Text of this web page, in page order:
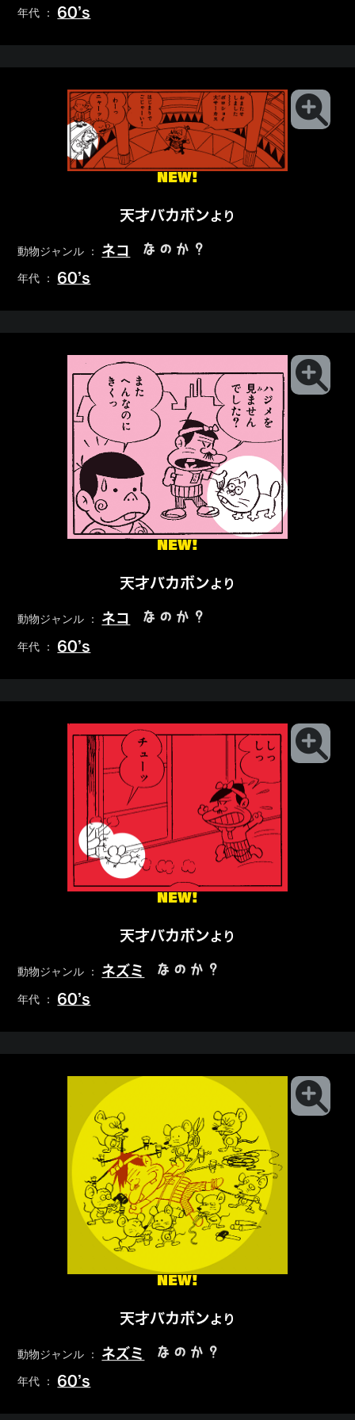
年代 ： 60’s
NEW!
天才バカボンより
動物ジャンル ： ネコ なのか？
年代 ： 60’s
NEW!
天才バカボンより
動物ジャンル ： ネコ なのか？
年代 ： 60’s
NEW!
天才バカボンより
動物ジャンル ： ネズミ なのか？
年代 ： 60’s
NEW!
天才バカボンより
動物ジャンル ： ネズミ なのか？
年代 ： 60’s